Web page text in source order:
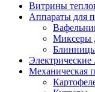
Витрины
Аппараты для
Миксеры
Блинницы
Механическая